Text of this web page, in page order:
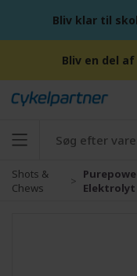
Bliv klar til
Bliv en del
Shots &
Chews
Elektrolyt